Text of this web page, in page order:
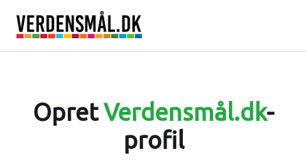
OpretVerdensmål.dk-
profil